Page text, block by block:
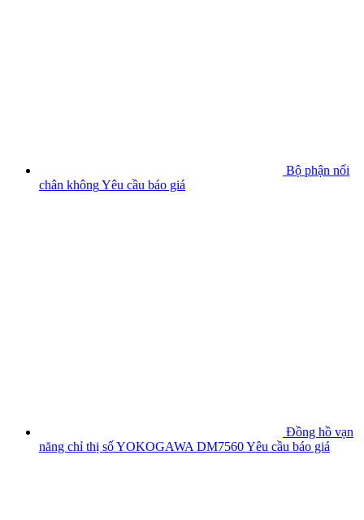
Bộ phận nối
chân khôngYêu cầu báo giá
Đồng hồ vạn
năng chỉ thị số YOKOGAWA DM7560Yêu cầu báo giá